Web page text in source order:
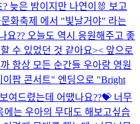
늦은 밤이지만 나연이🐰 보고
화축제 에서 "빛날거야" 라는
요?? 오늘도 역시 응원해주고 좋
수 있었던 것 같아요>< 앞으로
항상 모든 순간들 우아랑 영원
이팝 콘서트" 엔딩으로 "Bright
여드렸는데 어땠나요??💝 너무
는 우아의 무대도 해보고싶습